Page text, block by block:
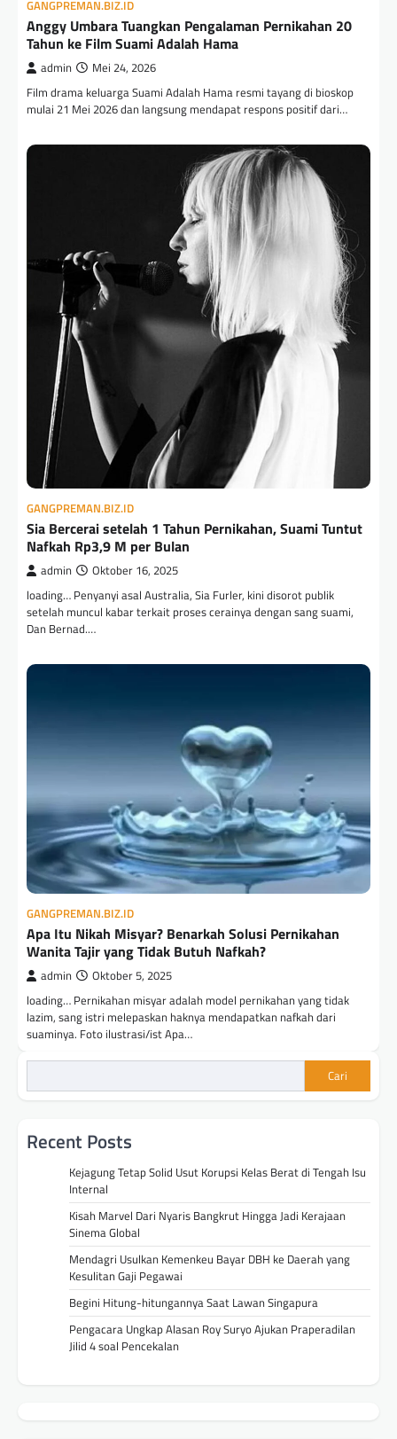
GANGPREMAN.BIZ.ID
Anggy Umbara Tuangkan Pengalaman Pernikahan 20
Tahun ke Film Suami Adalah Hama
admin Mei 24, 2026
Film drama keluarga Suami Adalah Hama resmi tayang di bioskop
mulai 21 Mei 2026 dan langsung mendapat respons positif dari…
GANGPREMAN.BIZ.ID
Sia Bercerai setelah 1 Tahun Pernikahan, Suami Tuntut
Nafkah Rp3,9 M per Bulan
admin Oktober 16, 2025
loading… Penyanyi asal Australia, Sia Furler, kini disorot publik
setelah muncul kabar terkait proses cerainya dengan sang suami,
Dan Bernad.…
GANGPREMAN.BIZ.ID
Apa Itu Nikah Misyar? Benarkah Solusi Pernikahan
Wanita Tajir yang Tidak Butuh Nafkah?
admin Oktober 5, 2025
loading… Pernikahan misyar adalah model pernikahan yang tidak
lazim, sang istri melepaskan haknya mendapatkan nafkah dari
suaminya. Foto ilustrasi/ist Apa…
Cari
Recent Posts
Kejagung Tetap Solid Usut Korupsi Kelas Berat di Tengah Isu
Internal
Kisah Marvel Dari Nyaris Bangkrut Hingga Jadi Kerajaan
Sinema Global
Mendagri Usulkan Kemenkeu Bayar DBH ke Daerah yang
Kesulitan Gaji Pegawai
Begini Hitung-hitungannya Saat Lawan Singapura
Pengacara Ungkap Alasan Roy Suryo Ajukan Praperadilan
Jilid 4 soal Pencekalan